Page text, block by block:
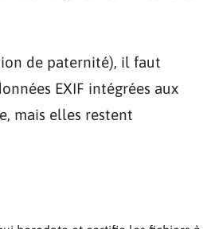
de paternité), il faut
EXIF intégrées aux
mais elles restent